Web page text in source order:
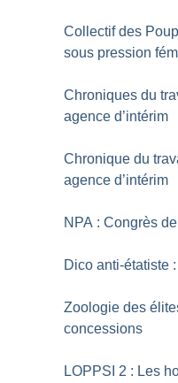
Collectif des
sous pression
Chroniques du
agence d’intérim
Chronique du
agence d’intérim
NPA : Congrès
Dico anti-étatiste :
Zoologie des
concessions
LOPPSI 2 : Les